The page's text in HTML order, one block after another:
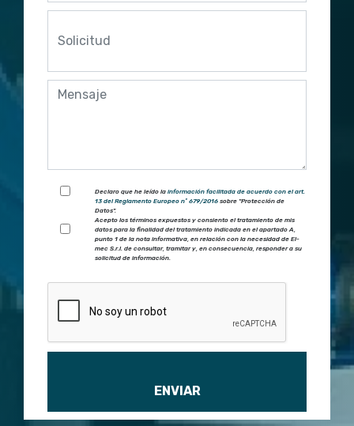
Declaro que he leído la información facilitada de acuerdo con el art.
13 del Reglamento Europeo nº 679/2016sobre "Protección de
Datos".
Acepto los términos expuestos y consiento el tratamiento de mis
datos para la finalidad del tratamiento indicada en el apartado A,
punto 1 de la nota informativa, en relación con la necesidad de El-
mec S.r.l. de consultar, tramitar y, en consecuencia, responder a su
solicitud de información.